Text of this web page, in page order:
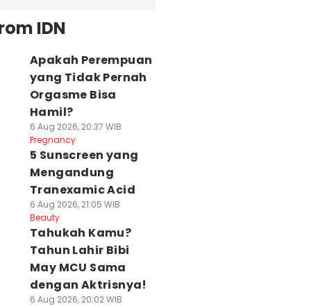
IDN
Apakah Perempuan
yang Tidak Pernah
Orgasme Bisa
Hamil?
6 Aug 2026, 20:37 WIB
Pregnancy
5 Sunscreen yang
Mengandung
Tranexamic Acid
6 Aug 2026, 21:05 WIB
Beauty
Tahukah Kamu?
Tahun Lahir Bibi
May MCU Sama
dengan Aktrisnya!
6 Aug 2026, 20:02 WIB